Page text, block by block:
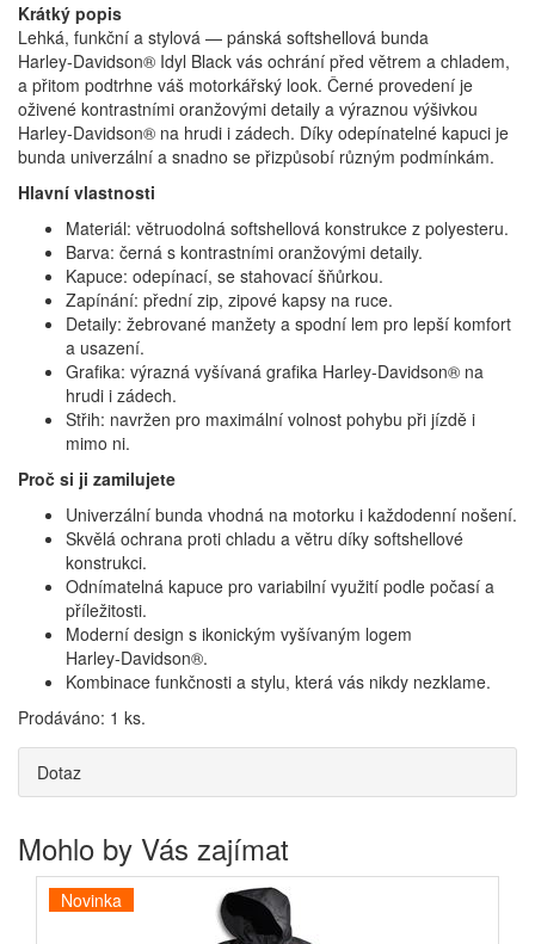
Krátký popis
Lehká, funkční a stylová — pánská softshellová bunda
Harley‑Davidson® Idyl Black vás ochrání před větrem a chladem,
a přitom podtrhne váš motorkářský look. Černé provedení je
oživené kontrastními oranžovými detaily a výraznou výšivkou
Harley‑Davidson® na hrudi i zádech. Díky odepínatelné kapuci je
bunda univerzální a snadno se přizpůsobí různým podmínkám.
Hlavní vlastnosti
Materiál: větruodolná softshellová konstrukce z polyesteru.
Barva: černá s kontrastními oranžovými detaily.
Kapuce: odepínací, se stahovací šňůrkou.
Zapínání: přední zip, zipové kapsy na ruce.
Detaily: žebrované manžety a spodní lem pro lepší komfort
a usazení.
Grafika: výrazná vyšívaná grafika Harley‑Davidson® na
hrudi i zádech.
Střih: navržen pro maximální volnost pohybu při jízdě i
mimo ni.
Proč si ji zamilujete
Univerzální bunda vhodná na motorku i každodenní nošení.
Skvělá ochrana proti chladu a větru díky softshellové
konstrukci.
Odnímatelná kapuce pro variabilní využití podle počasí a
příležitosti.
Moderní design s ikonickým vyšívaným logem
Harley‑Davidson®.
Kombinace funkčnosti a stylu, která vás nikdy nezklame.
Prodáváno: 1 ks.
Dotaz
Mohlo by Vás zajímat
Novinka